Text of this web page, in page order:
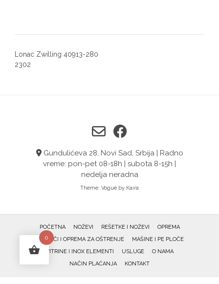
Post
navigation
Lonac Zwilling 40913-280
2302
Gundulićeva 28, Novi Sad, Srbija | Radno
vreme: pon-pet 08-18h | subota 8-15h |
nedelja neradna
Theme: Vogue by Kaira
POČETNA NOŽEVI REŠETKE I NOŽEVI
OPREMA
OŠTRAČI I OPREMA ZA OŠTRENJE
MAŠINE I PE PLOČE
VITRINE I INOX ELEMENTI
USLUGE
O NAMA
NAČIN PLAĆANJA
KONTAKT
0